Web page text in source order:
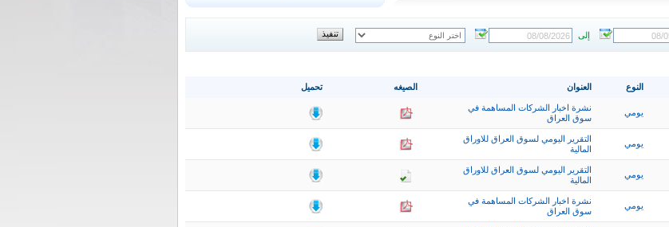
إلى
تحميل الصيغه العنوان النوع
نشرة اخبار الشركات المساهمة في
سوق العراق
يومي
التقرير اليومي لسوق العراق للاوراق
المالية
يومي
التقرير اليومي لسوق العراق للاوراق
المالية
يومي
نشرة اخبار الشركات المساهمة في
سوق العراق
يومي